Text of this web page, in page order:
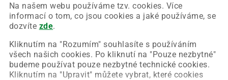
Na našem webu používáme tzv. cookies. Více
informací o tom, co jsou cookies a jaké používáme, se
dozvíte zde.
Kliknutím na "Rozumím" souhlasíte s používáním
všech našich cookies. Po kliknutí na "Pouze nezbytné"
budeme používat pouze nezbytné technické cookies.
Kliknutím na "Upravit" můžete vybrat, které cookies
Chyba nastala na naší straně a už ji opravujeme.
Zkuste prosím znovu načíst požadovanou stránku.
Obnovit stránku Úvodní strana